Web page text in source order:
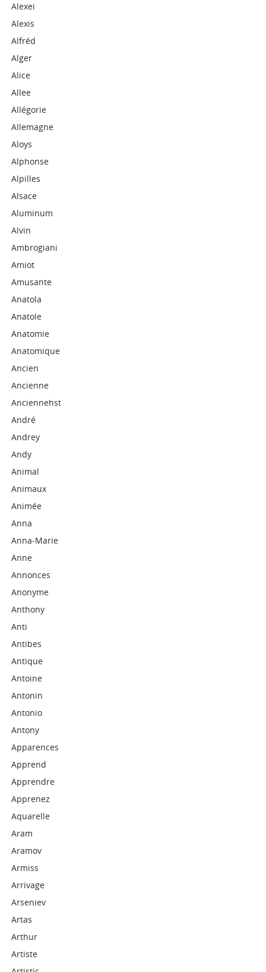
Alexei
Alexis
Alfréd
Alger
Alice
Allee
Allégorie
Allemagne
Aloys
Alphonse
Alpilles
Alsace
Aluminum
Alvin
Ambrogiani
Amiot
Amusante
Anatola
Anatole
Anatomie
Anatomique
Ancien
Ancienne
Anciennehst
André
Andrey
Andy
Animal
Animaux
Animée
Anna
Anna-Marie
Anne
Annonces
Anonyme
Anthony
Anti
Antibes
Antique
Antoine
Antonin
Antonio
Antony
Apparences
Apprend
Apprendre
Apprenez
Aquarelle
Aram
Aramov
Armiss
Arrivage
Arseniev
Artas
Arthur
Artiste